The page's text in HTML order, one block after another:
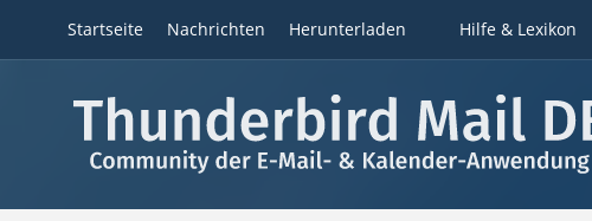
Startseite Nachrichten Herunterladen Hilfe & Lexikon